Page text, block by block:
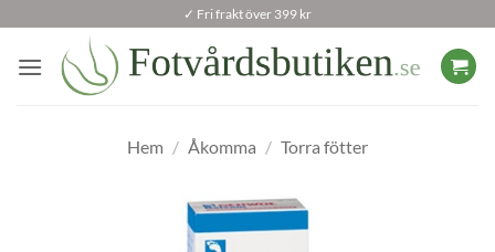
content
✓ Fri frakt över 399 kr
Hem / Åkomma / Torra fötter